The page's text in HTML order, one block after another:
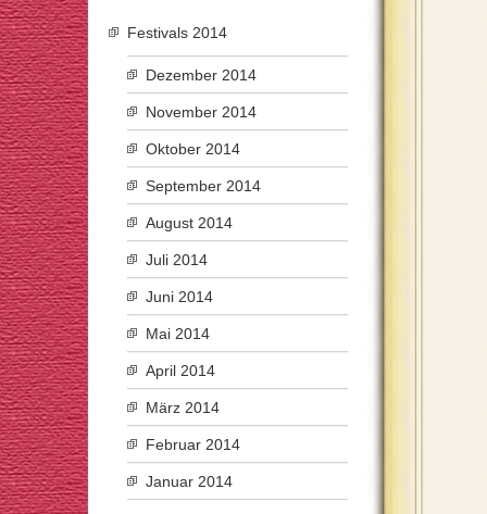
Festivals 2014
Dezember 2014
November 2014
Oktober 2014
September 2014
August 2014
Juli 2014
Juni 2014
Mai 2014
April 2014
März 2014
Februar 2014
Januar 2014